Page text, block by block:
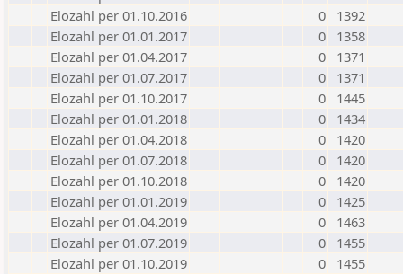
Elozahl per 01.10.2016
0
1392
Elozahl per 01.01.2017
0
1358
Elozahl per 01.04.2017
0
1371
Elozahl per 01.07.2017
0
1371
Elozahl per 01.10.2017
0
1445
Elozahl per 01.01.2018
0
1434
Elozahl per 01.04.2018
0
1420
Elozahl per 01.07.2018
0
1420
Elozahl per 01.10.2018
0
1420
Elozahl per 01.01.2019
0
1425
Elozahl per 01.04.2019
0
1463
Elozahl per 01.07.2019
0
1455
Elozahl per 01.10.2019
0
1455